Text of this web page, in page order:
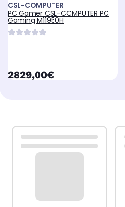
CSL-COMPUTER
PC Gamer CSL-COMPUTER PC
Gaming M11950H
currentPrice
2829,00€